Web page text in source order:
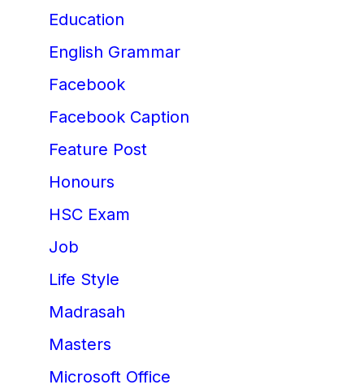
Education
English Grammar
Facebook
Facebook Caption
Feature Post
Honours
HSC Exam
Job
Life Style
Madrasah
Masters
Microsoft Office